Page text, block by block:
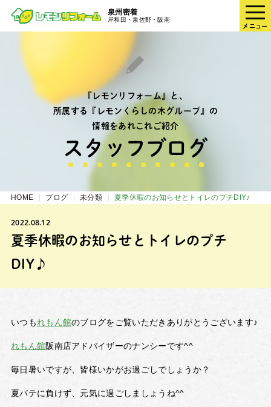
泉州密着
岸和田・泉佐野・阪南
メニュー
『レモンリフォーム』と、
所属する『レモンくらしの木グループ』の
情報をあれこれご紹介
スタッフブログ
HOME ブログ 未分類 夏季休暇のお知らせとトイレのプチDIY♪
2022.08.12
夏季休暇のお知らせとトイレのプチ
DIY♪
いつもれもん館のブログをご覧いただきありがとうございます♪
れもん館阪南店アドバイザーのナンシーです^^
毎日暑いですが、皆様いかがお過ごしでしょうか？
夏バテに負けず、元気に過ごしましょうね^^